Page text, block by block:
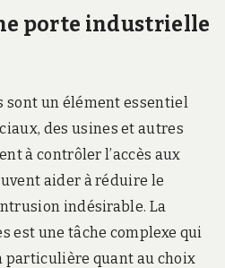
porte industrielle
un élément essentiel
des usines et autres
à contrôler l’accès aux
aider à réduire le
indésirable. La
est une tâche complexe qui
particulière quant au choix